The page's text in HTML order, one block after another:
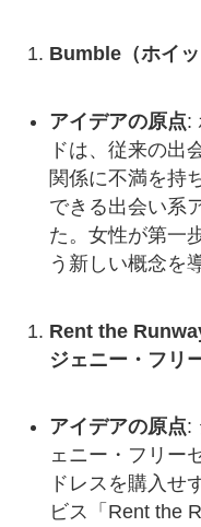
Bumble（ホイッ
アイデアの原点:
ドは、従来の出
関係に不満を持
できる出会い系
た。女性が第一
う新しい概念を
Rent the
ジェニー・フリ
アイデアの原点:
ェニー・フリー
ドレスを購入せ
ビス「Rent the